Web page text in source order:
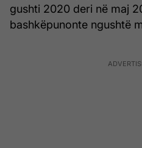
gushti 2020 deri në maj
bashkëpunonte ngushtë